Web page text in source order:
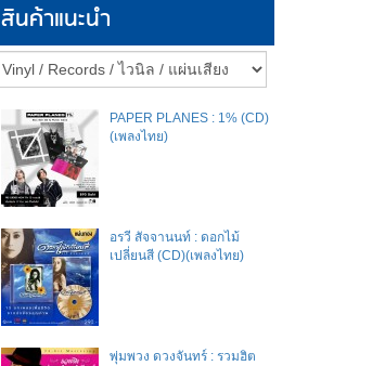
สินค้าแนะนำ
PAPER PLANES : 1% (CD)
(เพลงไทย)
อรวี สัจจานนท์ : ดอกไม้
เปลี่ยนสี (CD)(เพลงไทย)
พุ่มพวง ดวงจันทร์ : รวมฮิต